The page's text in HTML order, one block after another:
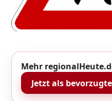
Mehr
Jetzt als